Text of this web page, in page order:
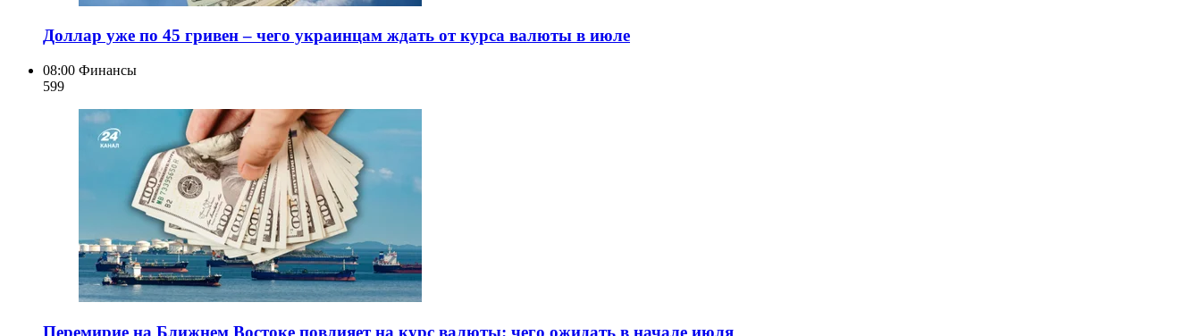
Доллар уже по 45 гривен – чего украинцам ждать от курса валюты в июле
08:00 Финансы
599
Перемирие на Ближнем Востоке повлияет на курс валюты: чего ожидать в начале июля